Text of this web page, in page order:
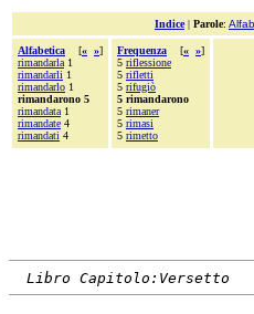
Indice| Parole:
Alfabetica [« »]
rimandarla 1
rimandarli 1
rimandarlo 1
rimandarono 5
rimandata 1
rimandate 4
rimandati 4
Frequenza [« »]
5 riflessione
5 rifletti
5 rifugiò
5 rimandarono
5 rimaner
5 rimasi
5 rimetto
Libro Capitolo:Versetto